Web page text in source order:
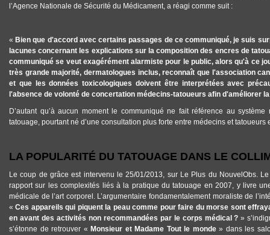
l’Agence Nationale de Sécurité du Médicament, a réagi comme suit :
« Bien que d'accord avec certains passages de ce communiqué, je suis
lacunes concernant les explications sur la composition des encres de
communiqué se veut exagérément alarmiste pour le public, alors qu'à ce
très grande majorité, dermatologues inclus, reconnaît que l'association
et que les données toxicologiques doivent être interprétées avec
l'absence de volonté de concertation médecins-tatoueurs afin d'améliorer
D’autant qu’à aucun moment le communiqué ne fait référence au
tatouage, pourtant né d’une consultation plus forte entre médecins et
LA POPULARITÉ DU TATOUAGE DANS LE
Le coup de grâce est intervenu le 25/01/2013, sur Le Plus du NouvelObs.
rapport sur les complexités liés à la pratique du tatouage en 2007, y livre
médicale de l’art corporel. L’argumentaire fondamentalement moraliste de
«Ces appareils qui piquent la peau comme pour faire du morse sont
en avant des activités non recommandées par le corps médical ?»
s’étonne de retrouver « Monsieur et Madame Tout le monde » dans les